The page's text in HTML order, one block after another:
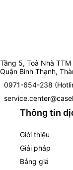
Tầng 5, Toà Nhà
Quận Bình Thạnh,
0971-654-238
Thông tin
Giới thiệu
Giải pháp
Bảng giá